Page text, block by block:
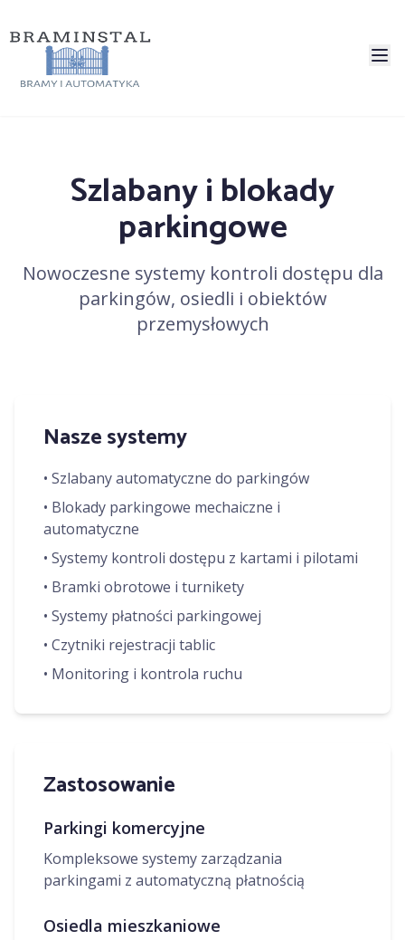
Szlabany i blokady
parkingowe
Nowoczesne systemy kontroli dostępu dla
parkingów, osiedli i obiektów
przemysłowych
Nasze systemy
• Szlabany automatyczne do parkingów
• Blokady parkingowe mechaiczne i
automatyczne
• Systemy kontroli dostępu z kartami i pilotami
• Bramki obrotowe i turnikety
• Systemy płatności parkingowej
• Czytniki rejestracji tablic
• Monitoring i kontrola ruchu
Zastosowanie
Parkingi komercyjne
Kompleksowe systemy zarządzania
parkingami z automatyczną płatnością
Osiedla mieszkaniowe